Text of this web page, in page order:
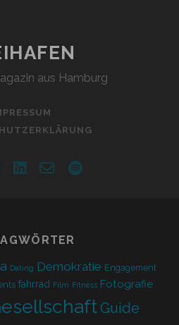
aus Hamburg
linkedin
email-spotify
Dating Demokratie Engagement
fahrrad Film Fitness Fotografie
Guide